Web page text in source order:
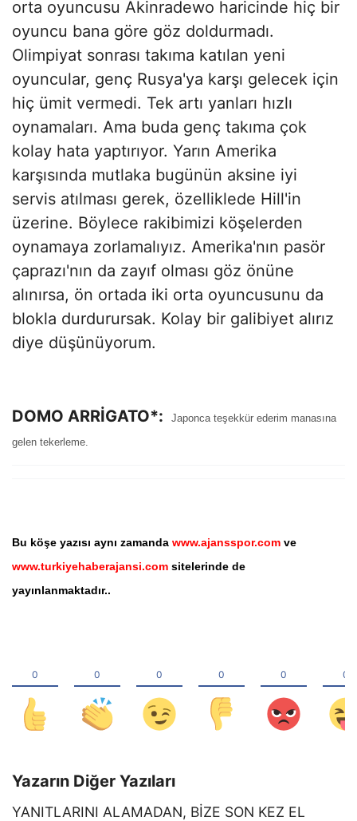
orta oyuncusu Akinradewo haricinde hiç bir
oyuncu bana göre göz doldurmadı.
Olimpiyat sonrası takıma katılan yeni
oyuncular, genç Rusya'ya karşı gelecek için
hiç ümit vermedi. Tek artı yanları hızlı
oynamaları. Ama buda genç takıma çok
kolay hata yaptırıyor. Yarın Amerika
karşısında mutlaka bugünün aksine iyi
servis atılması gerek, özelliklede Hill'in
üzerine. Böylece rakibimizi köşelerden
oynamaya zorlamalıyız. Amerika'nın pasör
çaprazı'nın da zayıf olması göz önüne
alınırsa, ön ortada iki orta oyuncusunu da
blokla durdurursak. Kolay bir galibiyet alırız
diye düşünüyorum.
DOMO ARRİGATO*:
Japonca teşekkür ederim manasına
gelen tekerleme.
Bu köşe yazısı aynı zamanda www.ajansspor.com ve
www.turkiyehaberajansi.com sitelerinde de
yayınlanmaktadır..
Yazarın Diğer Yazıları
YANITLARINI ALAMADAN, BİZE SON KEZ EL